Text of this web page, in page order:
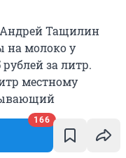
166
Андрей Тащилин
на молоко у
за литр.
местному
зерно стоило